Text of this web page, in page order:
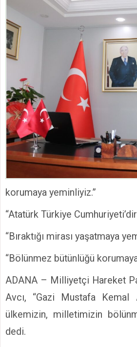
korumaya yeminliyiz.”
“Atatürk Türkiye
“Bıraktığı mirası yaşatmaya
“Bölünmez bütünlüğü
ADANA – Milliyetçi Hareket
Avcı, “Gazi Mustafa Kemal
ülkemizin, milletimizin
dedi.